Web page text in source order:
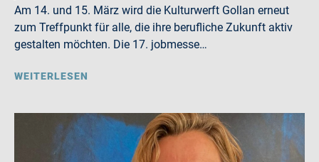
Am 14. und 15. März wird die Kulturwerft Gollan erneut
zum Treffpunkt für alle, die ihre berufliche Zukunft aktiv
gestalten möchten. Die 17. jobmesse…
WEITERLESEN